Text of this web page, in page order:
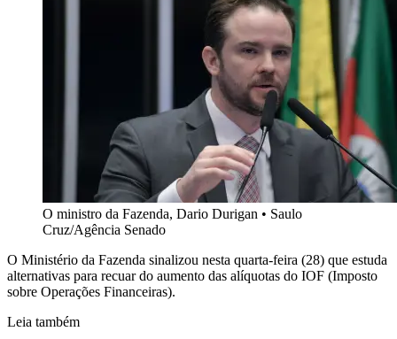
O ministro da Fazenda, Dario Durigan • Saulo
Cruz/Agência Senado
O Ministério da Fazenda sinalizou nesta quarta-feira (28) que estuda
alternativas para recuar do aumento das alíquotas do IOF (Imposto
sobre Operações Financeiras).
Leia também